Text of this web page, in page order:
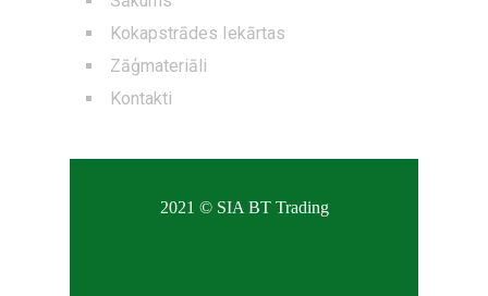
Kokapstrādes Iekārtas
Zāģmateriāli
Kontakti
2021 © SIA BT Trading